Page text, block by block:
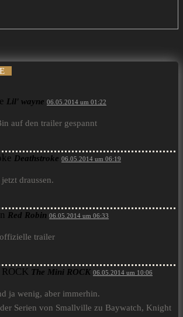
Lil' wayne 06.05.2014 um 01:22
auf den trailer gespannt
Deathstroke 06.05.2014 um 06:19
draussen.
Red Robin 06.05.2014 um 06:33
trailer
The Mini ROCK 06.05.2014 um 10:06
ja wenig, aber immerhin.
Serien von Smallville zu Baywatch, Knight